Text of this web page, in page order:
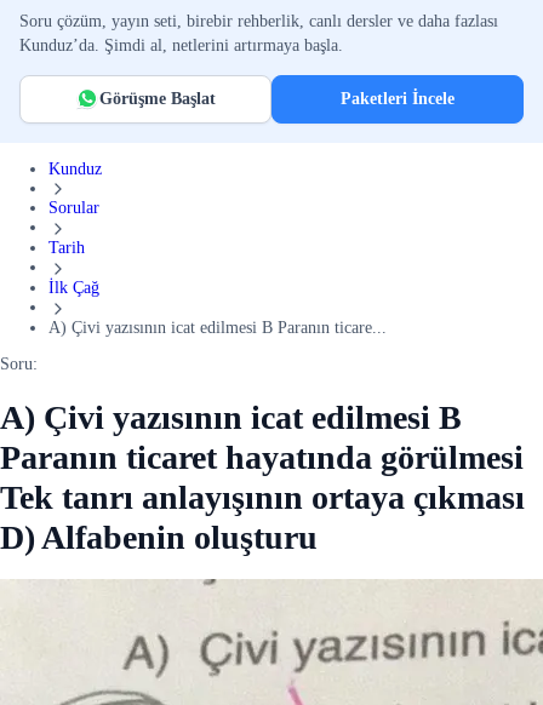
Soru çözüm, yayın seti, birebir rehberlik, canlı dersler ve daha fazlası
Kunduz’da. Şimdi al, netlerini artırmaya başla.
Görüşme Başlat Paketleri İncele
Kunduz
Sorular
Tarih
İlk Çağ
A) Çivi yazısının icat edilmesi B Paranın ticare...
Soru:
A) Çivi yazısının icat edilmesi B
Paranın ticaret hayatında görülmesi
Tek tanrı anlayışının ortaya çıkması
D) Alfabenin oluşturu